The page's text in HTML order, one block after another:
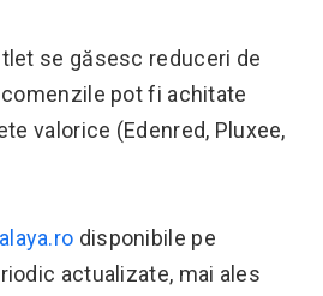
se găsesc reduceri de
comenzile pot fi achitate
valorice (Edenred, Pluxee,
disponibile pe
actualizate, mai ales